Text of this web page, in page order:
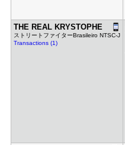
THE REAL K​RYSTOPHE
ストリートファイターBrasileiro NTSC-J
Transactions (1)